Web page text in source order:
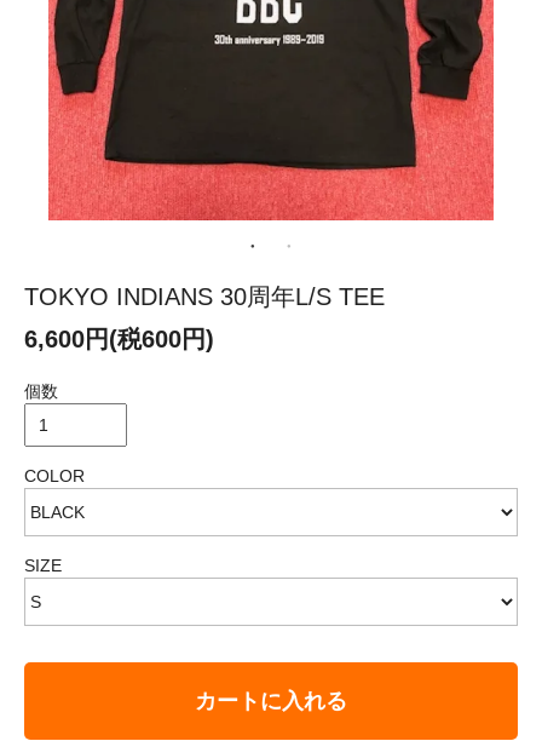
TOKYO INDIANS 30周年L/S TEE
6,600円(税600円)
個数
COLOR
SIZE
カートに入れる